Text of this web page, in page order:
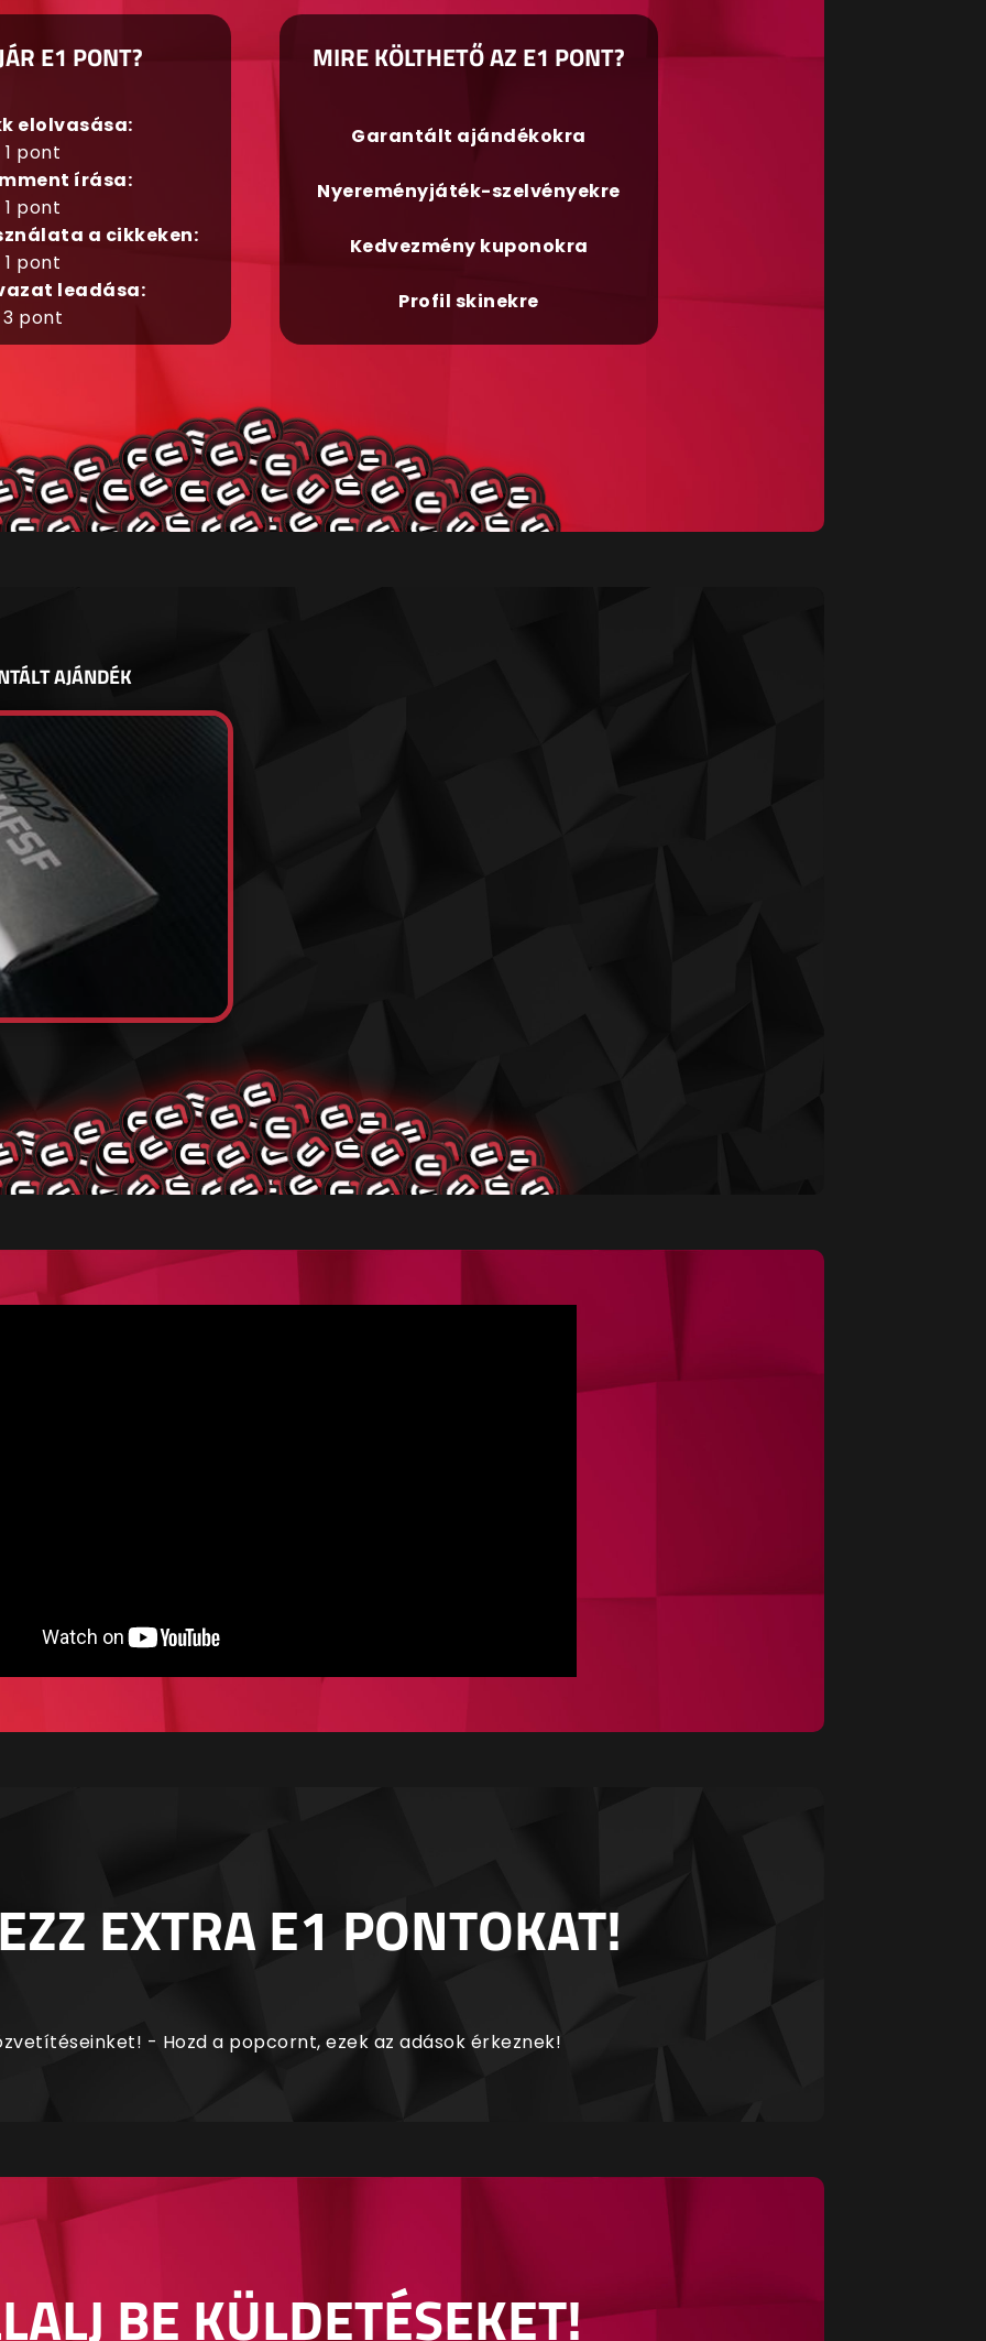
E1 PONT?
elolvasása:
1 pont
írása:
1 pont
a cikkeken:
1 pont
leadása:
3 pont
MIRE KÖLTHETŐ AZ E1 PONT?
Garantált ajándékokra
Nyereményjáték-szelvényekre
Kedvezmény kuponokra
Profil skinekre
AJÁNDÉK
EXTRA E1 PONTOKAT!
- Hozd a popcornt, ezek az adások érkeznek!
BE KÜLDETÉSEKET!